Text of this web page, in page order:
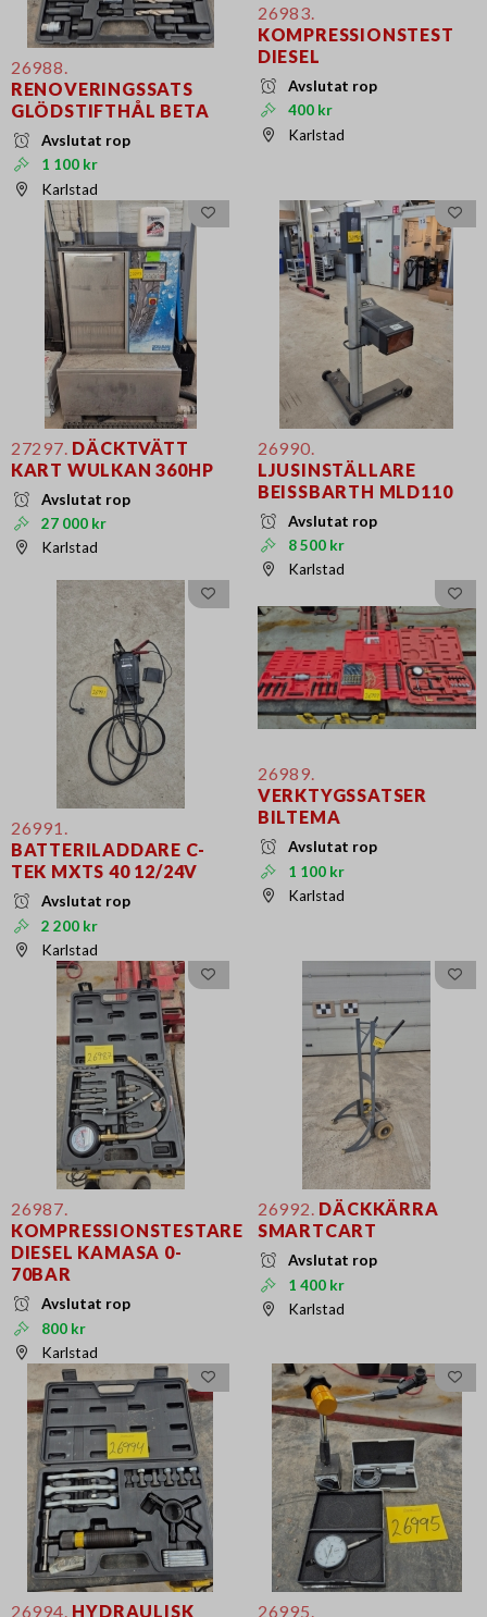
26988.
RENOVERINGSSATS
GLÖDSTIFTHÅL BETA
Avslutat rop
1 100 kr
Karlstad
26983.
KOMPRESSIONSTEST
DIESEL
Avslutat rop
400 kr
Karlstad
27297. DÄCKTVÄTT
KART WULKAN 360HP
Avslutat rop
27 000 kr
Karlstad
26990.
LJUSINSTÄLLARE
BEISSBARTH MLD110
Avslutat rop
8 500 kr
Karlstad
26991.
BATTERILADDARE C-
TEK MXTS 40 12/24V
Avslutat rop
2 200 kr
Karlstad
26989.
VERKTYGSSATSER
BILTEMA
Avslutat rop
1 100 kr
Karlstad
26987.
KOMPRESSIONSTESTARE
DIESEL KAMASA 0-
70BAR
Avslutat rop
800 kr
Karlstad
26992. DÄCKKÄRRA
SMARTCART
Avslutat rop
1 400 kr
Karlstad
26994. HYDRAULISK 26995.